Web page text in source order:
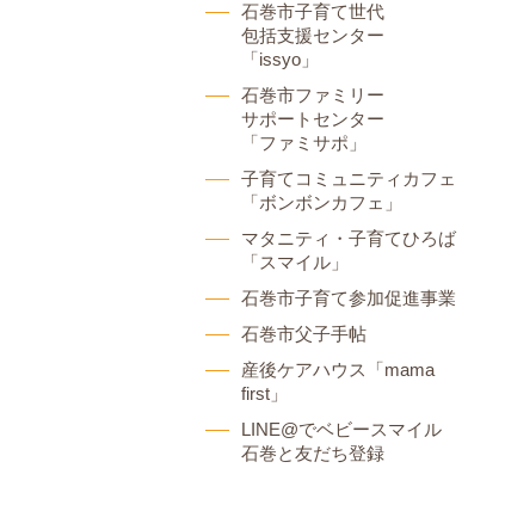
石巻市子育て世代
包括支援センター
「issyo」
石巻市ファミリー
サポートセンター
「ファミサポ」
子育てコミュニティカフェ
「ボンボンカフェ」
マタニティ・子育てひろば
「スマイル」
石巻市子育て参加促進事業
石巻市父子手帖
産後ケアハウス「mama
first」
LINE@でベビースマイル
石巻と友だち登録